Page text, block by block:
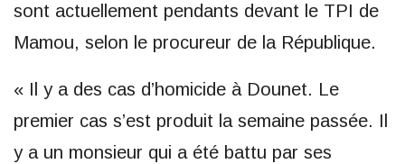
sont actuellement pendants devant le TPI de
Mamou, selon le procureur de la République.
« Il y a des cas d’homicide à Dounet. Le
premier cas s’est produit la semaine passée. Il
y a un monsieur qui a été battu par ses